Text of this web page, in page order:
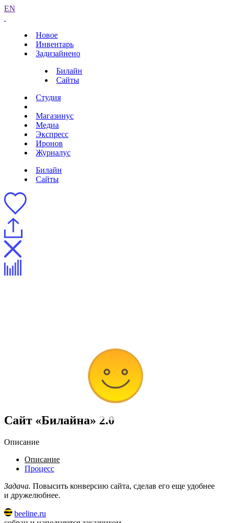
EN
Новое
Инвентарь
Задизайнено
Билайн
Сайты
Студия
Магазинус
Медиа
Экспресс
Иронов
Журналус
Билайн
Сайты
Сайт «Билайна» 2.0
Описание
Описание
Процесс
Задача. Повысить конверсию сайта, сделав его еще удобнее
и дружелюбнее.
beeline.ru